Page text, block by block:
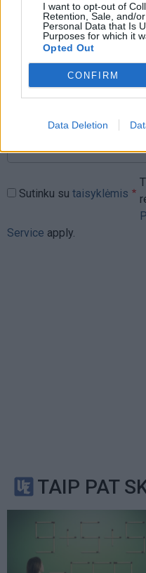
I want to opt-out of
Retention, Sale, and/
Personal Data that Is
Purposes for which it
Opted Out
CONFIRM
Data Deletion
Komentaras
Sutinku su taisyklėmis
Service apply.
TAIP PAT